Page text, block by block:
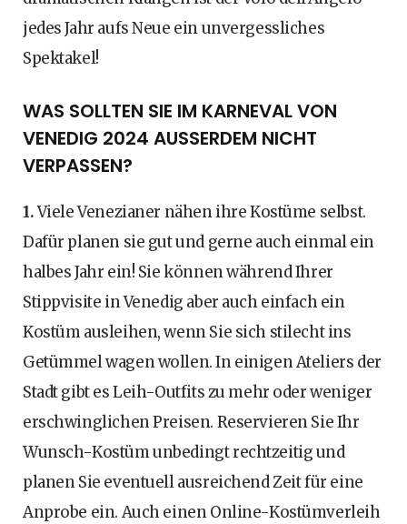
jedes Jahr aufs Neue ein unvergessliches
Spektakel!
WAS SOLLTEN SIE IM KARNEVAL VON
VENEDIG 2024 AUSSERDEM NICHT V
ERPASSEN?
1.Viele Venezianer nähen ihre Kostüme selbst.
Dafür planen sie gut und gerne auch einmal ein
halbes Jahr ein! Sie können während Ihrer
Stippvisite in Venedig aber auch einfach ein
Kostüm ausleihen, wenn Sie sich stilecht ins
Getümmel wagen wollen. In einigen Ateliers der
Stadt gibt es Leih-Outfits zu mehr oder weniger
erschwinglichen Preisen. Reservieren Sie Ihr
Wunsch-Kostüm unbedingt rechtzeitig und
planen Sie eventuell ausreichend Zeit für eine
Anprobe ein. Auch einen Online-Kostümverleih